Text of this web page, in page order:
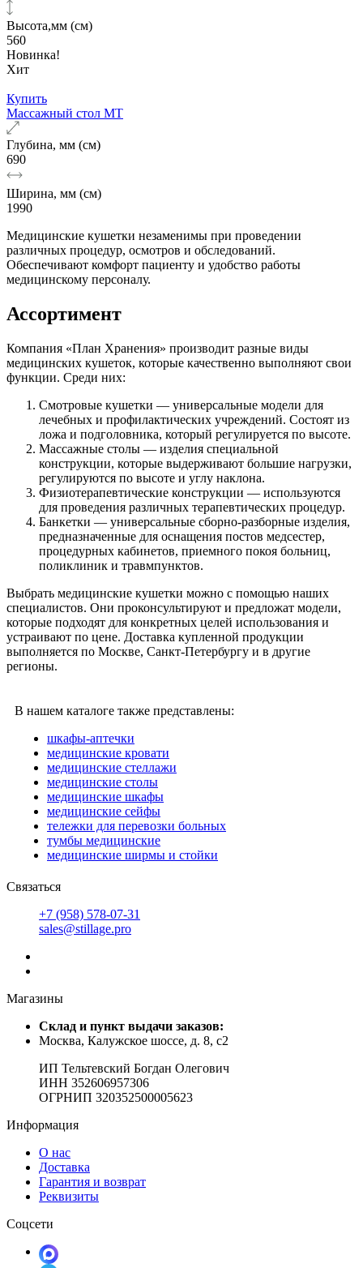
Высота,мм (см)
560
Новинка!
Хит
Купить
Массажный стол МТ
Глубина, мм (см)
690
Ширина, мм (см)
1990
Медицинские кушетки незаменимы при проведении
различных процедур, осмотров и обследований.
Обеспечивают комфорт пациенту и удобство работы
медицинскому персоналу.
Ассортимент
Компания «План Хранения» производит разные виды
медицинских кушеток, которые качественно выполняют свои
функции. Среди них:
Смотровые кушетки — универсальные модели для
лечебных и профилактических учреждений. Состоят из
ложа и подголовника, который регулируется по высоте.
Массажные столы — изделия специальной
конструкции, которые выдерживают большие нагрузки,
регулируются по высоте и углу наклона.
Физиотерапевтические конструкции — используются
для проведения различных терапевтических процедур.
Банкетки — универсальные сборно-разборные изделия,
предназначенные для оснащения постов медсестер,
процедурных кабинетов, приемного покоя больниц,
поликлиник и травмпунктов.
Выбрать медицинские кушетки можно с помощью наших
специалистов. Они проконсультируют и предложат модели,
которые подходят для конкретных целей использования и
устраивают по цене. Доставка купленной продукции
выполняется по Москве, Санкт-Петербургу и в другие
регионы.
В нашем каталоге также представлены:
шкафы-аптечки
медицинские кровати
медицинские стеллажи
медицинские столы
медицинские шкафы
медицинские сейфы
тележки для перевозки больных
тумбы медицинские
медицинские ширмы и стойки
Связаться
+7 (958) 578-07-31
sales@stillage.pro
Магазины
Cклад и пункт выдачи заказов:
Москва, Калужское шоссе, д. 8, с2
ИП Тельтевский Богдан Олегович
ИНН 352606957306
ОГРНИП 320352500005623
Информация
О нас
Доставка
Гарантия и возврат
Реквизиты
Соцсети